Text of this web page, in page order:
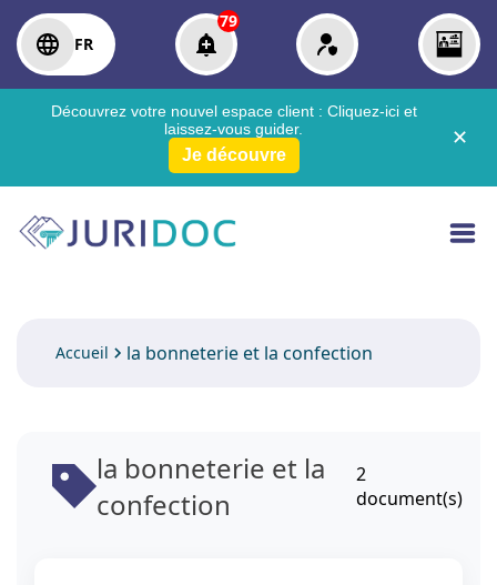
FR
79
Découvrez votre nouvel espace client : Cliquez-ici et
laissez-vous guider.
Je découvre
✕
Accueil la bonneterie et la confection
la bonneterie et la
confection
2
document(s)